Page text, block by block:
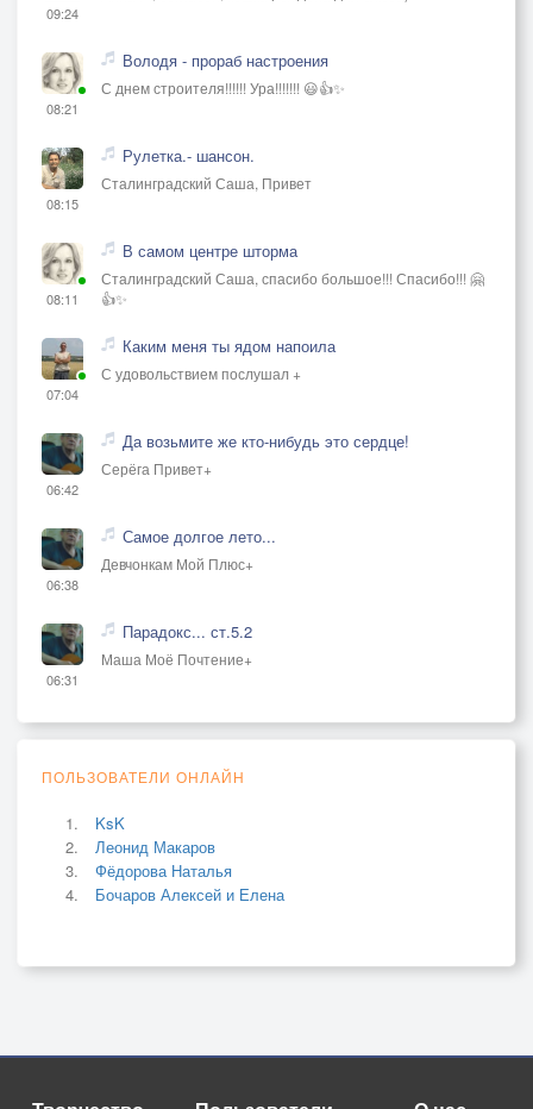
09:24
08:21
Володя - прораб настроения
С днем строителя!!!!!! Ура!!!!!!! 😃👍✨
08:15
Рулетка.- шансон.
Сталинградский Саша, Привет
08:11
В самом центре шторма
Сталинградский Саша, спасибо большое!!! Спасибо!!! 🤗
👍✨
07:04
Каким меня ты ядом напоила
С удовольствием послушал +
06:42
Да возьмите же кто-нибудь это сердце!
Серёга Привет+
06:38
Самое долгое лето...
Девчонкам Мой Плюс+
06:31
Парадокс... ст.5.2
Маша Моё Почтение+
ПОЛЬЗОВАТЕЛИ ОНЛАЙН
KsK
Леонид Макаров
Фёдорова Наталья
Бочаров Алексей и Елена